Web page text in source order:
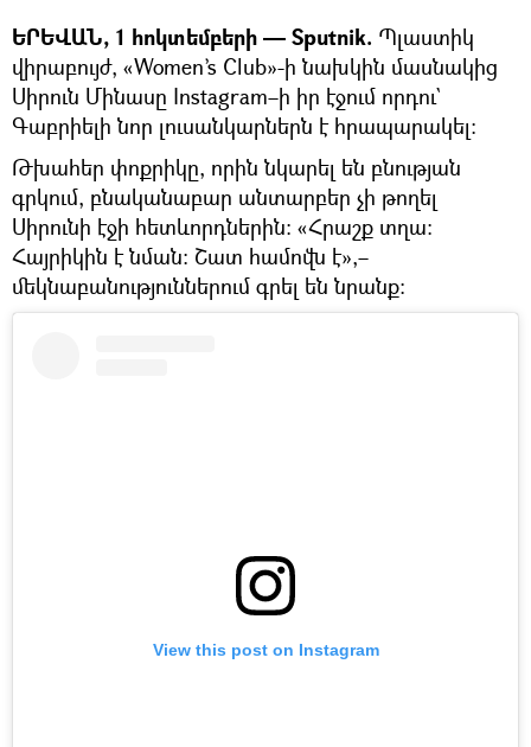
ԵՐԵՎԱՆ, 1 հոկտեմբերի — Sputnik. Պլաստիկ
վիրաբույժ, «Women’s Сlub»-ի նախկին մասնակից
Սիրուն Մինասը Instagram–ի իր էջում որդու`
Գաբրիելի նոր լուսանկարներն է հրապարակել։
Թխահեր փոքրիկը, որին նկարել են բնության
գրկում, բնականաբար անտարբեր չի թողել
Սիրունի էջի հետևորդներին։ «Հրաշք տղա։
Հայրիկին է նման։ Շատ համովն է»,–
մեկնաբանություններում գրել են նրանք։
View this post on Instagram